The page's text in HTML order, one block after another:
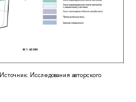
Исследования авторского